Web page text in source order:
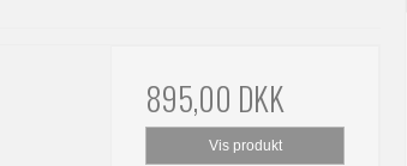
895,00 DKK
Vis produkt